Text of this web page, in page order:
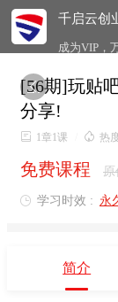
千启云创
成为VIP，

[56期]玩贴
分享!
 1章1课  热
免费课程 原
 学习时效 : 永
简介